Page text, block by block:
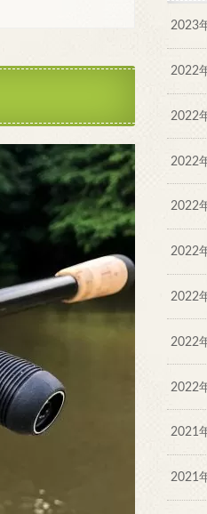
2023
2022
2022
2022
2022
2022
2022
2022
2022
2021
2021